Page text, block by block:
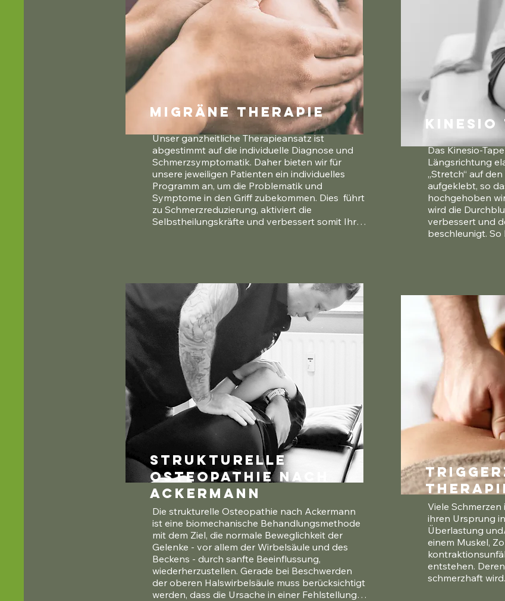
Migräne Therapie
Unser ganzheitliche Therapieansatz ist
abgestimmt auf die individuelle Diagnose und
Schmerzsymptomatik. Daher bieten wir für
unsere jeweiligen Patienten ein individuelles
Programm an, um die Problematik und
Symptome in den Griff zubekommen. Dies  führt
zu Schmerzreduzierung, aktiviert die
Selbstheilungskräfte und verbessert somit Ihre
Strukturelle
Osteopathie nach
Ackermann
Die strukturelle Osteopathie nach Ackermann
ist eine biomechanische Behandlungsmethode
mit dem Ziel, die normale Beweglichkeit der
Gelenke - vor allem der Wirbelsäule und des
Beckens - durch sanfte Beeinflussung,
wiederherzustellen. Gerade bei Beschwerden
der oberen Halswirbelsäule muss berücksichtigt
werden, dass die Ursache in einer Fehlstellung
Kinesio
Das Kinesio-
Längsrichtung
„Stretch“ auf
aufgeklebt, so
hochgehoben
wird die
verbessert und
beschleunigt. So
Viele
ihren Ursprung
Überlastung
einem Muskel,
entstehen.
schmerzhaft wird.